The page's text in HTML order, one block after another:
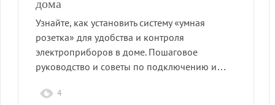
дома
Узнайте, как установить систему «умная
розетка» для удобства и контроля
электроприборов в доме. Пошаговое
руководство и советы по подключению и…
4